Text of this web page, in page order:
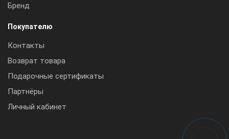
Бренд
Покупателю
Контакты
Возврат товара
Подарочные сертификаты
Партнёры
Личный кабинет